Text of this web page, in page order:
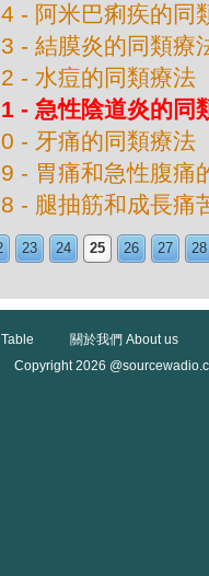
- 阿米巴痢疾的同
- 結膜炎的同類療
- 水痘的同類療法
- 急性陰道炎的同
- 牙痛的同類療法
- 胃痛和急性腹痛
- 腿抽筋和成長痛
23 24 25 26 27 28
關於我們 About us
Copyright 2026